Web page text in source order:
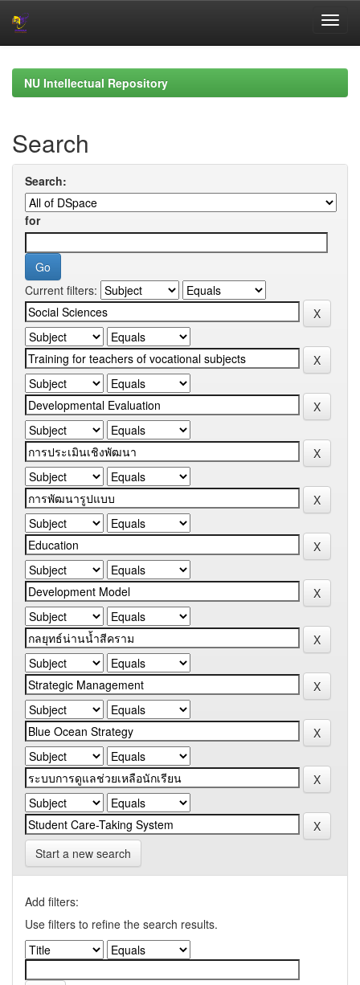
navigationNU Intellectual Repository
Search
Search:
for
Current filters:
Start a new search
Add filters:
Use filters to refine the search results.